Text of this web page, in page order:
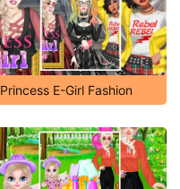
Princess E-Girl Fashion